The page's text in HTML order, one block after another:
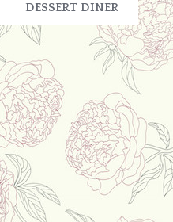
DESSERT DINER